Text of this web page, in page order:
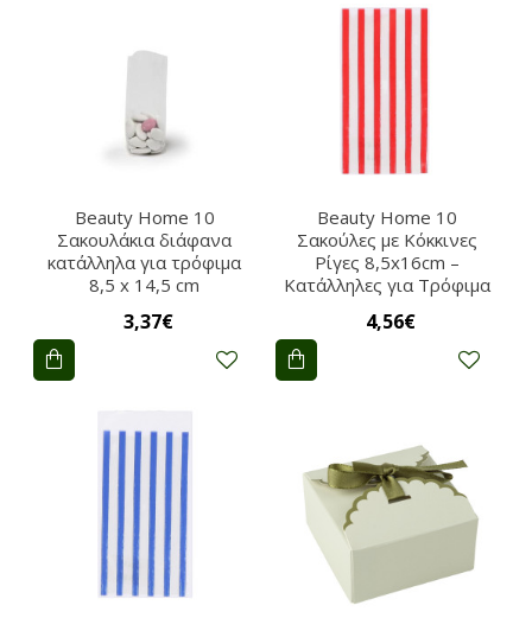
Beauty Home 10
Σακουλάκια διάφανα
κατάλληλα για τρόφιμα
8,5 x 14,5 cm
3,37€
Beauty Home 10
Σακούλες με Κόκκινες
Ρίγες 8,5x16cm –
Κατάλληλες για Τρόφιμα
4,56€